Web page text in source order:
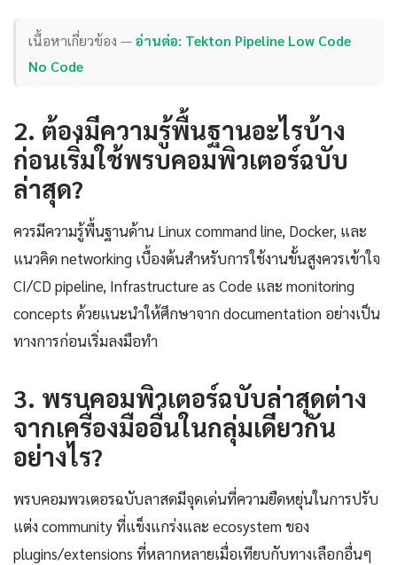
เนื้อหาเกี่ยวข้อง —อ่านต่อ: Tekton Pipeline Low Code
No Code
2. ต้องมีความรู้พื้นฐานอะไรบ้าง
ก่อนเริ่มใช้พรบคอมพิวเตอร์ฉบับ
ล่าสุด?
ควรมีความรู้พื้นฐานด้าน Linux command line, Docker, และ
แนวคิด networking เบื้องต้นสำหรับการใช้งานขั้นสูงควรเข้าใจ
CI/CD pipeline, Infrastructure as Code และ monitoring
concepts ด้วยแนะนำให้ศึกษาจาก documentation อย่างเป็น
ทางการก่อนเริ่มลงมือทำ
3. พรบคอมพิวเตอร์ฉบับล่าสุดต่าง
จากเครื่องมืออื่นในกลุ่มเดียวกัน
อย่างไร?
พรบคอมพวเตอรฉบับลาสดมีจุดเด่นที่ความยืดหยุ่นในการปรับ
แต่ง community ที่แข็งแกร่งและ ecosystem ของ
plugins/extensions ที่หลากหลายเมื่อเทียบกับทางเลือกอื่นๆ